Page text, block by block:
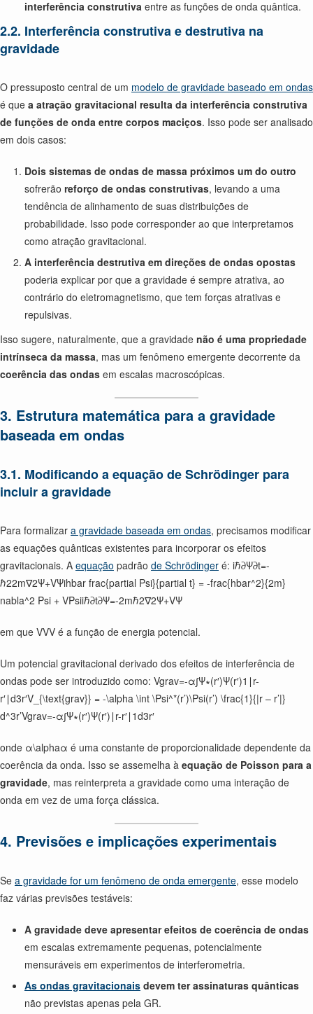
interferência construtiva entre as funções de onda quântica.
2.2. Interferência construtiva e destrutiva na
gravidade
O pressuposto central de um modelo de gravidade baseado em ondas
é que a atração gravitacional resulta da interferência construtiva
de funções de onda entre corpos maciços. Isso pode ser analisado
em dois casos:
Dois sistemas de ondas de massa próximos um do outro
sofrerão reforço de ondas construtivas, levando a uma
tendência de alinhamento de suas distribuições de
probabilidade. Isso pode corresponder ao que interpretamos
como atração gravitacional.
A interferência destrutiva em direções de ondas opostas
poderia explicar por que a gravidade é sempre atrativa, ao
contrário do eletromagnetismo, que tem forças atrativas e
repulsivas.
Isso sugere, naturalmente, que a gravidade não é uma propriedade
intrínseca da massa, mas um fenômeno emergente decorrente da
coerência das ondas em escalas macroscópicas.
3. Estrutura matemática para a gravidade
baseada em ondas
3.1. Modificando a equação de Schrödinger para
incluir a gravidade
Para formalizar a gravidade baseada em ondas, precisamos modificar
as equações quânticas existentes para incorporar os efeitos
gravitacionais. A equação padrão de Schrödinger é: iℏ∂Ψ∂t=-
ℏ22m∇2Ψ+VΨihbar frac{partial Psi}{partial t} = -frac{hbar^2}{2m}
nabla^2 Psi + VPsiiℏ∂t∂Ψ=-2mℏ2∇2Ψ+VΨ
em que VVV é a função de energia potencial.
Um potencial gravitacional derivado dos efeitos de interferência de
ondas pode ser introduzido como: Vgrav=-α∫Ψ∗(r′)Ψ(r′)1∣r-
r′∣d3r′V_{\text{grav}} = -\alpha \int \Psi^*(r’)\Psi(r’) \frac{1}{|r – r’|}
d^3r’Vgrav=-α∫Ψ∗(r′)Ψ(r′)∣r-r′∣1d3r′
onde α\alphaα é uma constante de proporcionalidade dependente da
coerência da onda. Isso se assemelha à equação de Poisson para a
gravidade, mas reinterpreta a gravidade como uma interação de
onda em vez de uma força clássica.
4. Previsões e implicações experimentais
Se a gravidade for um fenômeno de onda emergente, esse modelo
faz várias previsões testáveis:
A gravidade deve apresentar efeitos de coerência de ondas
em escalas extremamente pequenas, potencialmente
mensuráveis em experimentos de interferometria.
As ondas gravitacionais devem ter assinaturas quânticas
não previstas apenas pela GR.